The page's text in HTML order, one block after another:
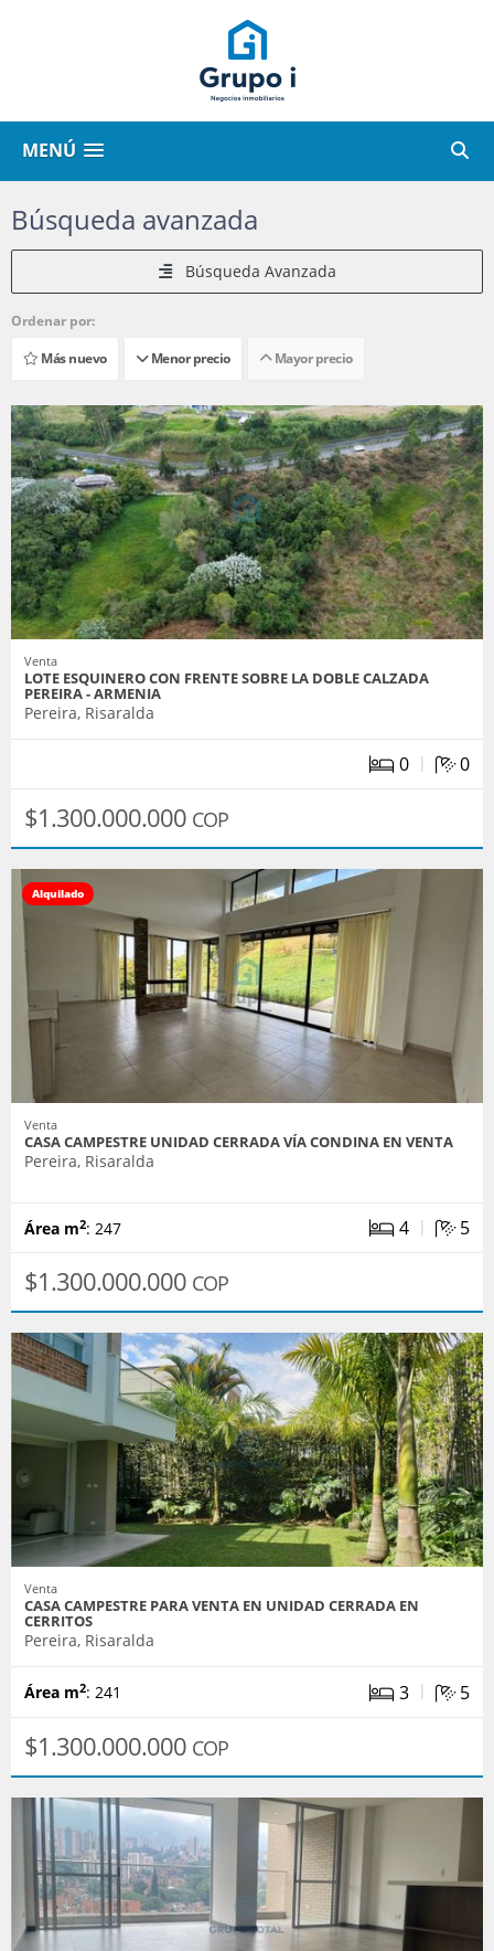
MENÚ
Búsqueda avanzada
Búsqueda Avanzada
Ordenar por:
Más nuevo
Menor precio Mayor precio
Venta
LOTE ESQUINERO CON FRENTE SOBRE LA DOBLE CALZADA
PEREIRA - ARMENIA
Pereira, Risaralda
0 | 0
$1.300.000.000 COP
Alquilado
Venta
CASA CAMPESTRE UNIDAD CERRADA VÍA CONDINA EN VENTA
Pereira, Risaralda
Área m2: 247 4 | 5
$1.300.000.000 COP
Venta
CASA CAMPESTRE PARA VENTA EN UNIDAD CERRADA EN
CERRITOS
Pereira, Risaralda
Área m2: 241 3 | 5
$1.300.000.000 COP